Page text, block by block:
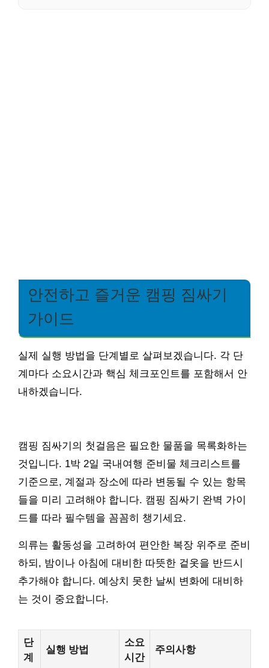
안전하고 즐거운 캠핑 짐싸기
가이드
실제 실행 방법을 단계별로 살펴보겠습니다. 각 단
계마다 소요시간과 핵심 체크포인트를 포함해서 안
내하겠습니다.
캠핑 짐싸기의 첫걸음은 필요한 물품을 목록화하는
것입니다. 1박 2일 국내여행 준비물 체크리스트를
기준으로, 계절과 장소에 따라 변동될 수 있는 항목
들을 미리 고려해야 합니다. 캠핑 짐싸기 완벽 가이
드를 따라 필수템을 꼼꼼히 챙기세요.
의류는 활동성을 고려하여 편안한 복장 위주로 준비
하되, 밤이나 아침에 대비한 따뜻한 겉옷을 반드시
추가해야 합니다. 예상치 못한 날씨 변화에 대비하
는 것이 중요합니다.
단
계
실행 방법
소요
시간
주의사항